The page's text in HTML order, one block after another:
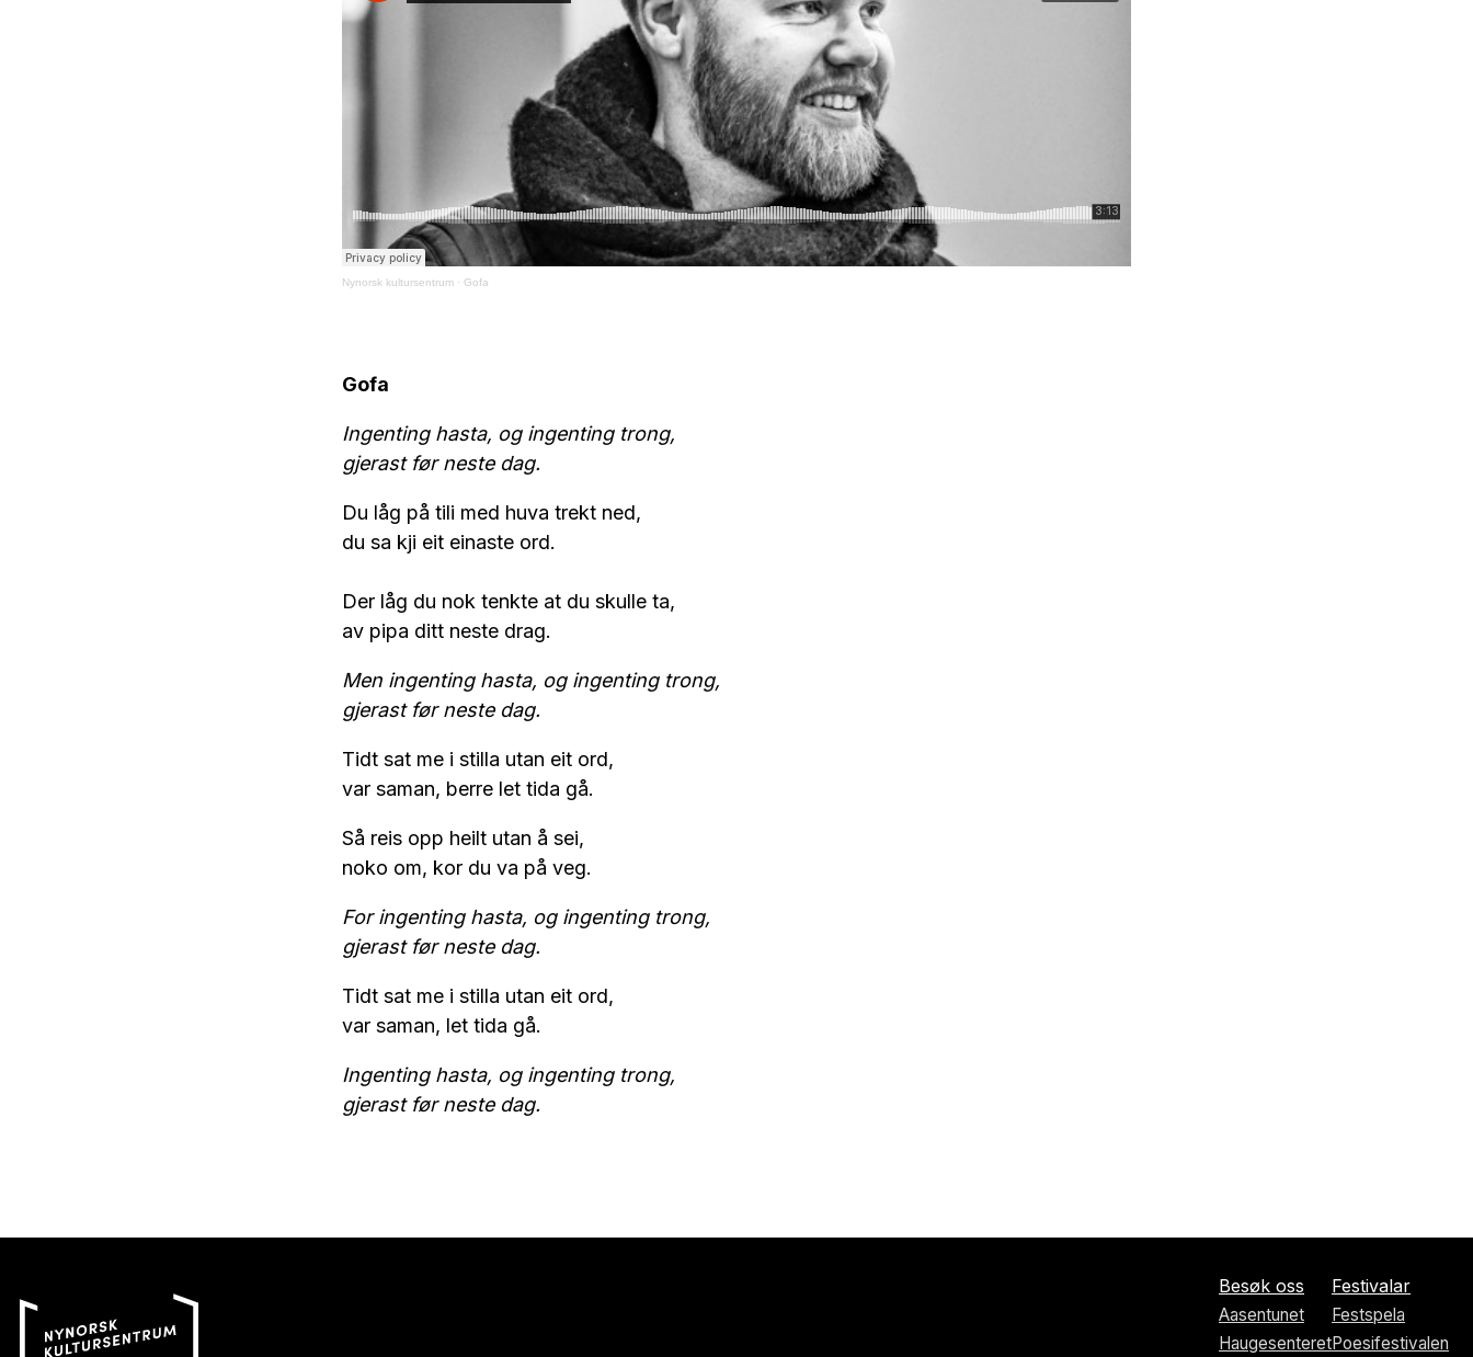
Nynorsk kultursentrum · Gofa
Gofa
Ingenting hasta, og ingenting trong,
gjerast før neste dag.
Du låg på tili med huva trekt ned,
du sa kji eit einaste ord.
Der låg du nok tenkte at du skulle ta,
av pipa ditt neste drag.
Men ingenting hasta, og ingenting trong,
gjerast før neste dag.
Tidt sat me i stilla utan eit ord,
var saman, berre let tida gå.
Så reis opp heilt utan å sei,
noko om, kor du va på veg.
For ingenting hasta, og ingenting trong,
gjerast før neste dag.
Tidt sat me i stilla utan eit ord,
var saman, let tida gå.
Ingenting hasta, og ingenting trong,
gjerast før neste dag.
Besøk oss
Aasentunet
Haugesenteret
Festivalar
Festspela
Poesifestivalen